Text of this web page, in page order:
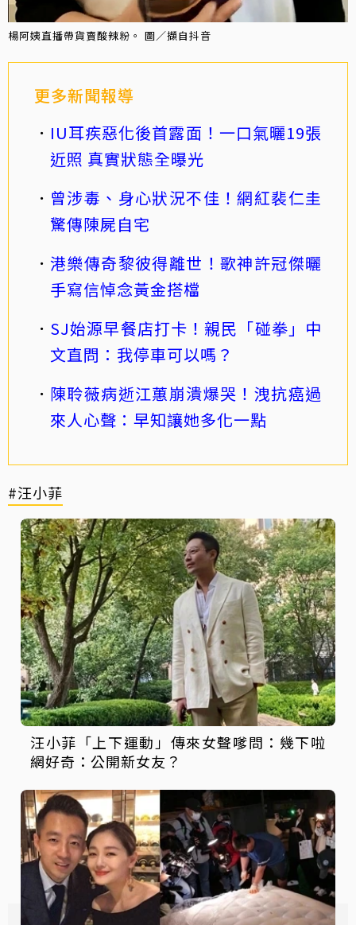
楊阿姨直播帶貨賣酸辣粉。 圖／擷自抖音
更多新聞報導
IU耳疾惡化後首露面！一口氣曬19張
近照 真實狀態全曝光
曾涉毒、身心狀況不佳！網紅裴仁圭
驚傳陳屍自宅
港樂傳奇黎彼得離世！歌神許冠傑曬
手寫信悼念黃金搭檔
SJ始源早餐店打卡！親民「碰拳」中
文直問：我停車可以嗎？
陳聆薇病逝江蕙崩潰爆哭！洩抗癌過
來人心聲：早知讓她多化一點
#汪小菲
汪小菲「上下運動」傳來女聲嗲問：幾下啦
網好奇：公開新女友？